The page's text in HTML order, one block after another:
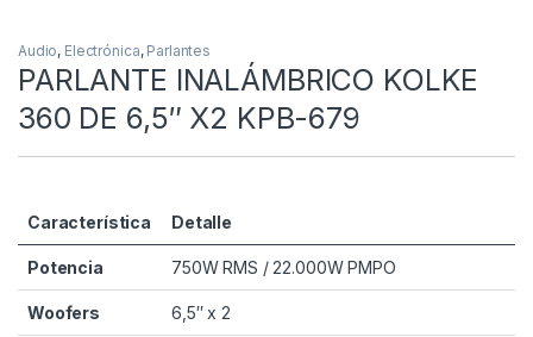
Audio, Electrónica, Parlantes
PARLANTE INALÁMBRICO KOLKE
360 DE 6,5″ X2 KPB-679
Característica Detalle
Potencia 750W RMS / 22.000W PMPO
Woofers 6,5″ x 2